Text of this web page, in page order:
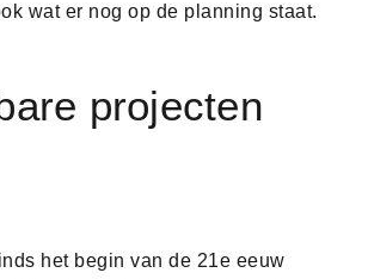
wat er nog op de planning staat.
projecten
het begin van de 21e eeuw